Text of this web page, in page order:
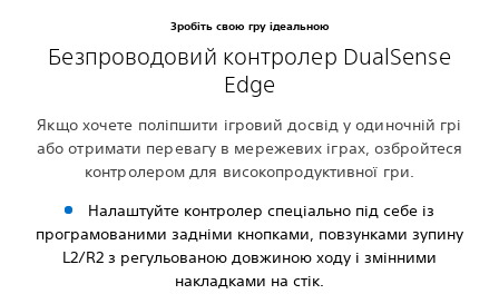
Зробіть свою гру ідеальною
Безпроводовий контролер DualSense
Edge
Якщо хочете поліпшити ігровий досвід у одиночній грі
або отримати перевагу в мережевих іграх, озбройтеся
контролером для високопродуктивної гри.
Налаштуйте контролер спеціально під себе із
програмованими задніми кнопками, повзунками зупину
L2/R2 з регульованою довжиною ходу і змінними
накладками на стік.